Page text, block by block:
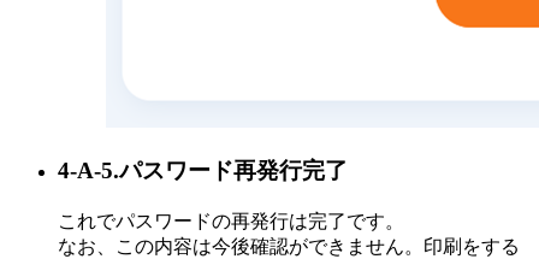
4-A-5.パスワード再発行完了
これでパスワードの再発行は完了です。
なお、この内容は今後確認ができません。印刷をする